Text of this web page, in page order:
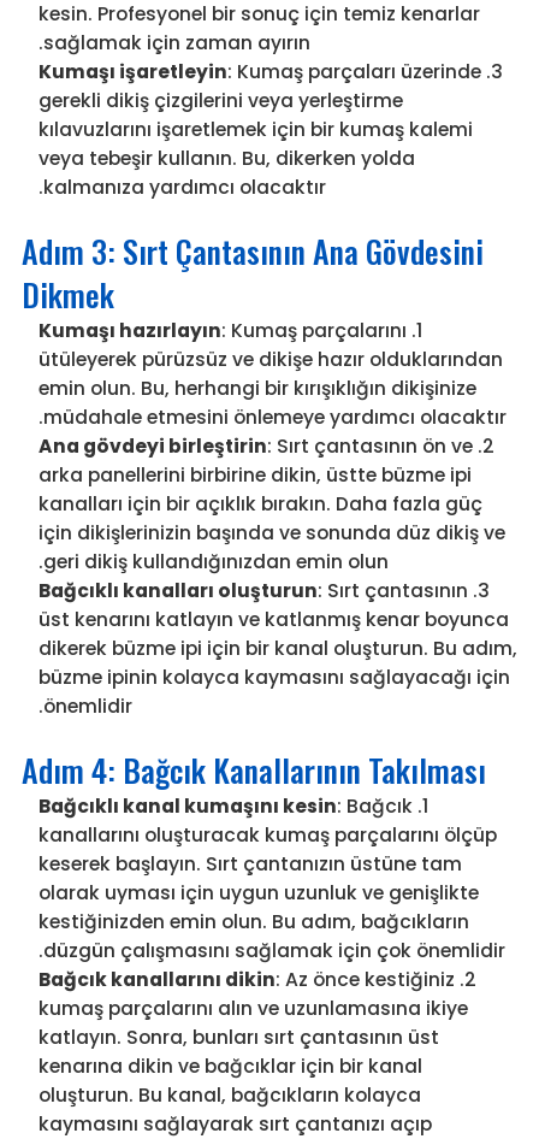
kesin. Profesyonel bir sonuç için temiz kenarlar
sağlamak için zaman ayırın.
Kumaşı işaretleyin: Kumaş parçaları üzerinde
gerekli dikiş çizgilerini veya yerleştirme
kılavuzlarını işaretlemek için bir kumaş kalemi
veya tebeşir kullanın. Bu, dikerken yolda
kalmanıza yardımcı olacaktır.
Adım 3: Sırt Çantasının Ana Gövdesini
Dikmek
Kumaşı hazırlayın: Kumaş parçalarını
ütüleyerek pürüzsüz ve dikişe hazır olduklarından
emin olun. Bu, herhangi bir kırışıklığın dikişinize
müdahale etmesini önlemeye yardımcı olacaktır.
Ana gövdeyi birleştirin: Sırt çantasının ön ve
arka panellerini birbirine dikin, üstte büzme ipi
kanalları için bir açıklık bırakın. Daha fazla güç
için dikişlerinizin başında ve sonunda düz dikiş ve
geri dikiş kullandığınızdan emin olun.
Bağcıklı kanalları oluşturun: Sırt çantasının
üst kenarını katlayın ve katlanmış kenar boyunca
dikerek büzme ipi için bir kanal oluşturun. Bu adım,
büzme ipinin kolayca kaymasını sağlayacağı için
önemlidir.
Adım 4: Bağcık Kanallarının Takılması
Bağcıklı kanal kumaşını kesin: Bağcık
kanallarını oluşturacak kumaş parçalarını ölçüp
keserek başlayın. Sırt çantanızın üstüne tam
olarak uyması için uygun uzunluk ve genişlikte
kestiğinizden emin olun. Bu adım, bağcıkların
düzgün çalışmasını sağlamak için çok önemlidir.
Bağcık kanallarını dikin: Az önce kestiğiniz
kumaş parçalarını alın ve uzunlamasına ikiye
katlayın. Sonra, bunları sırt çantasının üst
kenarına dikin ve bağcıklar için bir kanal
oluşturun. Bu kanal, bağcıkların kolayca
kaymasını sağlayarak sırt çantanızı açıp